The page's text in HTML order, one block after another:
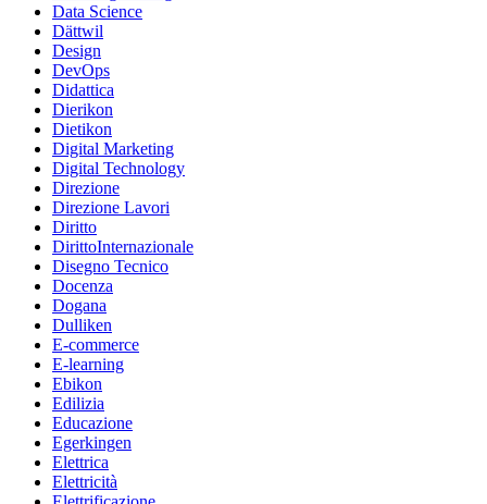
Data Science
Dättwil
Design
DevOps
Didattica
Dierikon
Dietikon
Digital Marketing
Digital Technology
Direzione
Direzione Lavori
Diritto
DirittoInternazionale
Disegno Tecnico
Docenza
Dogana
Dulliken
E-commerce
E-learning
Ebikon
Edilizia
Educazione
Egerkingen
Elettrica
Elettricità